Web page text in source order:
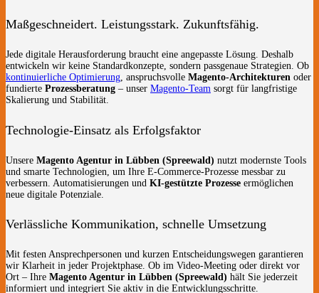
Maßgeschneidert. Leistungsstark. Zukunftsfähig.
Jede digitale Herausforderung braucht eine angepasste Lösung. Deshalb
entwickeln wir keine Standardkonzepte, sondern passgenaue Strategien. Ob
kontinuierliche Optimierung , anspruchsvolle Magento-Architekturen oder
fundierte Prozessberatung – unser Magento-Team sorgt für langfristige
Skalierung und Stabilität.
Technologie-Einsatz als Erfolgsfaktor
Unsere Magento Agentur in Lübben (Spreewald) nutzt modernste Tools
und smarte Technologien, um Ihre E-Commerce-Prozesse messbar zu
verbessern. Automatisierungen und KI-gestützte Prozesse ermöglichen
neue digitale Potenziale.
Verlässliche Kommunikation, schnelle Umsetzung
Mit festen Ansprechpersonen und kurzen Entscheidungswegen garantieren
wir Klarheit in jeder Projektphase. Ob im Video-Meeting oder direkt vor
Ort – Ihre Magento Agentur in Lübben (Spreewald) hält Sie jederzeit
informiert und integriert Sie aktiv in die Entwicklungsschritte.